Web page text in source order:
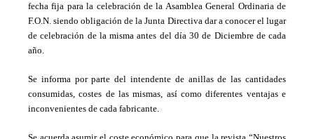
fecha fija para la celebración de la Asamblea General Ordinaria de
F.O.N. siendo obligación de la Junta Directiva dar a conocer el lugar
de celebración de la misma antes del día 30 de Diciembre de cada
año.
Se informa por parte del intendente de anillas de las cantidades
consumidas, costes de las mismas, así como diferentes ventajas e
inconvenientes de cada fabricante.